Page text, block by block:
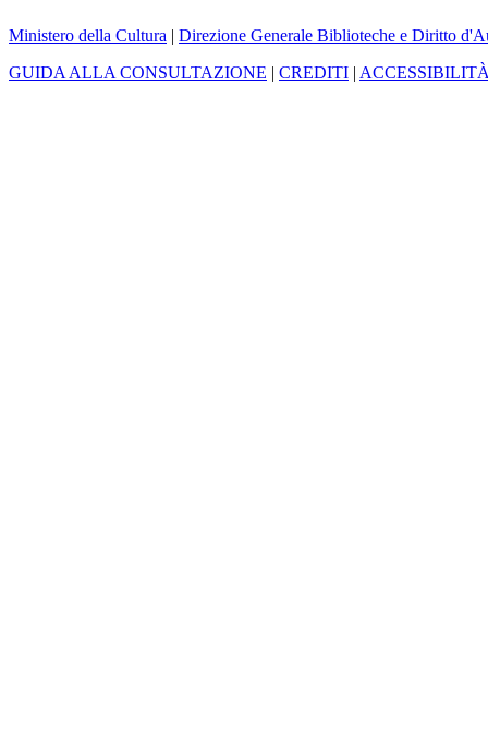
Ministero della Cultura | Direzione Generale Biblioteche e Diritto
GUIDA ALLA CONSULTAZIONE | CREDITI |